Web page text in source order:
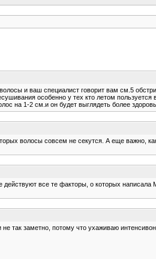
и ваш специалист говорит вам см.5
особенно у тех кто летом
на 1-2 см.и он будет выглядеть более
волосы совсем не секутся. А еще важно,
все те факторы, о которых
так заметно, потому что ухаживаю